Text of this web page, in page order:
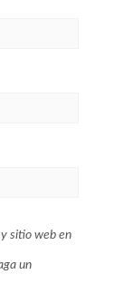
sitio web en
un